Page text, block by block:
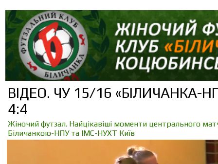
ВІДЕО. ЧУ 15/16 «БІЛИЧАНКА-
4:4
Жіночий футзал. Найцікавіші моменти центрального
Біличанкою-НПУ та ІМС-НУХТ Київ